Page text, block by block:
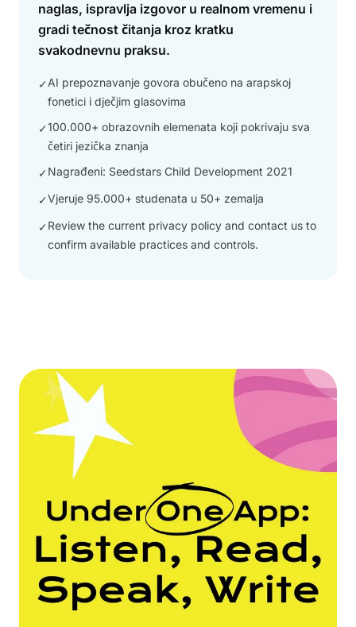
naglas, ispravlja izgovor u realnom vremenu i
gradi tečnost čitanja kroz kratku
svakodnevnu praksu.
✓AI prepoznavanje govora obučeno na arapskoj
fonetici i dječjim glasovima
✓100.000+ obrazovnih elemenata koji pokrivaju sva
četiri jezička znanja
✓Nagrađeni: Seedstars Child Development 2021
✓Vjeruje 95.000+ studenata u 50+ zemalja
✓Review the current privacy policy and contact us to
confirm available practices and controls.